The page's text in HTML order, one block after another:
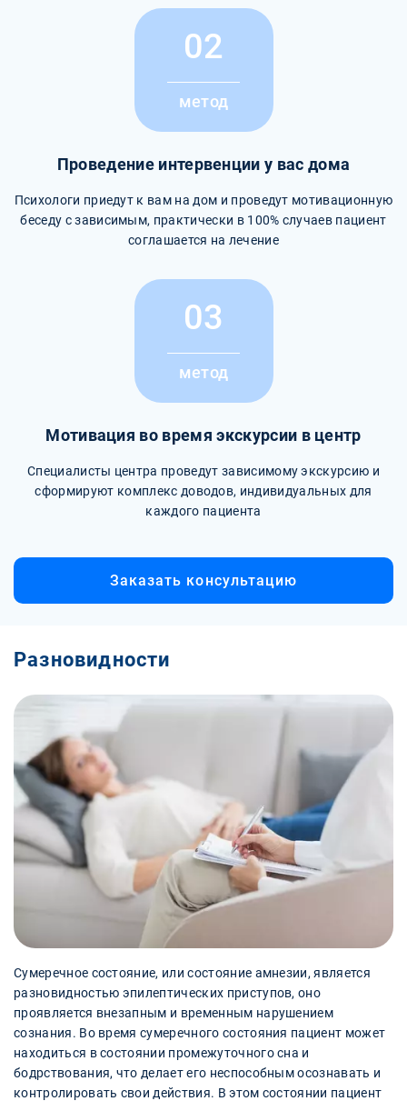
02
метод
Проведение интервенции у вас дома
Психологи приедут к вам на дом и проведут мотивационную
беседу с зависимым, практически в 100% случаев пациент
соглашается на лечение
03
метод
Мотивация во время экскурсии в центр
Специалисты центра проведут зависимому экскурсию и
сформируют комплекс доводов, индивидуальных для
каждого пациента
Заказать консультацию
Разновидности
Сумеречное состояние, или состояние амнезии, является
разновидностью эпилептических приступов, оно
проявляется внезапным и временным нарушением
сознания. Во время сумеречного состояния пациент может
находиться в состоянии промежуточного сна и
бодрствования, что делает его неспособным осознавать и
контролировать свои действия. В этом состоянии пациент